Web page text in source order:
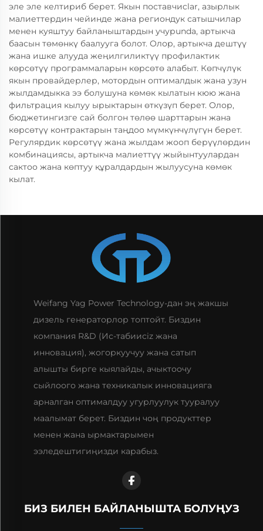
эле эле келтириб берет. Якын поставчиclar, азырлык
малиеттердин чейинде жана региондук сатышчилар
менен куяштуу байланыштардын учурunda, артыкча
баасын төмөнкү баалууга болот. Олор, артыкча дештүү
жана ишке алууда жеңилгиликтүү профилактик
көрсөтүү программаларын көрсөтө алабыт. Көпчүлүк
якын провайдерлер, мотордын оптималдык жана узун
жылдамдыкка ээ болушуна көмөк кылатын кюю жана
фильтрация кылуу ырыктарын өткүзүп берет. Олор,
бюджетингизге сай болгон төлөө шарттарын жана
көрсөтүү контрактарын таңдоо мүмкүнчүлүгүн берет.
Регулярдик көрсөтүү жана жылдам жооп берүүлөрдин
комбинациясы, артыкча малиеттүү жыйынтуулардан
сактоо жана көптуу құралдардын жылуусуна көмөк
кылат.
Weifang Yag Power Technology-дан эң жакшы
дизель генераторлор топтойт. Биздин
компания R&D (Ис-табиисiz жана
инновация), жогоркуучуу жана сатып
алышты бирге кыялайды, ачыктоочу
сыйлоого жана техникалык инновацияга
арналган оптималдуу угурлуулук тууралуу
маалымат берет. Биздин чоң продукттер
менен жана ырмактарымен
ээледештигиңизди карабыз.
БИЗ БИЛЕН БАЙЛАНЫШТА БОЛУҢУЗ